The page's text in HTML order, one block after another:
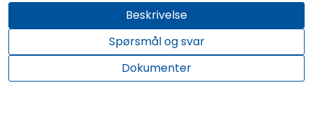
Beskrivelse
Spørsmål og svar
Dokumenter